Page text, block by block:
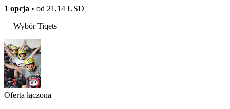
1 opcja • od 21,14 USD
Wybór Tiqets
Oferta łączona